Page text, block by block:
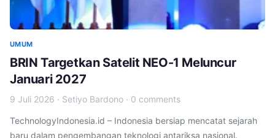
UMUM
BRIN Targetkan Satelit NEO-1 Meluncur
Januari 2027
9 Juli 2026 · Setiyo Bardono · 0 comments
TechnologyIndonesia.id – Indonesia bersiap mencatat sejarah
baru dalam pengembangan teknologi antariksa nasional.